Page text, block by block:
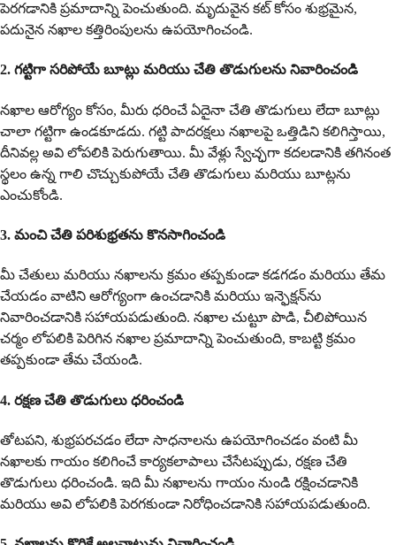
పెరగడానికి ప్రమాదాన్ని పెంచుతుంది. మృదువైన కట్ కోసం శుభ్రమైన,
పదునైన నఖాల కత్తిరింపులను ఉపయోగించండి.
2. గట్టిగా సరిపోయే బూట్లు మరియు చేతి తొడుగులను నివారించండి
నఖాల ఆరోగ్యం కోసం, మీరు ధరించే ఏదైనా చేతి తొడుగులు లేదా బూట్లు
చాలా గట్టిగా ఉండకూడదు. గట్టి పాదరక్షలు నఖాలపై ఒత్తిడిని కలిగిస్తాయి,
దీనివల్ల అవి లోపలికి పెరుగుతాయి. మీ వేళ్లు స్వేచ్ఛగా కదలడానికి తగినంత
స్థలం ఉన్న గాలి చొచ్చుకుపోయే చేతి తొడుగులు మరియు బూట్లను
ఎంచుకోండి.
3. మంచి చేతి పరిశుభ్రతను కొనసాగించండి
మీ చేతులు మరియు నఖాలను క్రమం తప్పకుండా కడగడం మరియు తేమ
చేయడం వాటిని ఆరోగ్యంగా ఉంచడానికి మరియు ఇన్ఫెక్షన్‌ను
నివారించడానికి సహాయపడుతుంది. నఖాల చుట్టూ పొడి, చీలిపోయిన
చర్మం లోపలికి పెరిగిన నఖాల ప్రమాదాన్ని పెంచుతుంది, కాబట్టి క్రమం
తప్పకుండా తేమ చేయండి.
4. రక్షణ చేతి తొడుగులు ధరించండి
తోటపని, శుభ్రపరచడం లేదా సాధనాలను ఉపయోగించడం వంటి మీ
నఖాలకు గాయం కలిగించే కార్యకలాపాలు చేసేటప్పుడు, రక్షణ చేతి
తొడుగులు ధరించండి. ఇది మీ నఖాలను గాయం నుండి రక్షించడానికి
మరియు అవి లోపలికి పెరగకుండా నిరోధించడానికి సహాయపడుతుంది.